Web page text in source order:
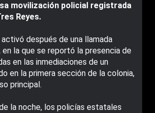
movilización policial registrada
Reyes.
después de una llamada
en la que se reportó la presencia de
en las inmediaciones de un
en la primera sección de la colonia,
principal.
la noche, los policías estatales